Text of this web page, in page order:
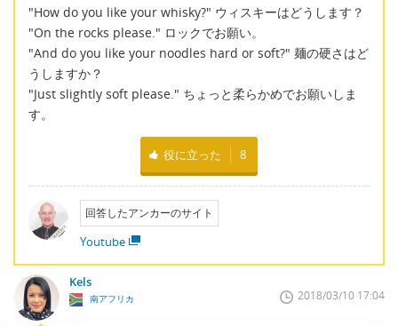
"How do you like your whisky?" ウィスキーはどうします？
"On the rocks please." ロックでお願い。
"And do you like your noodles hard or soft?" 麺の硬さはど
うしますか？
"Just slightly soft please." ちょっと柔らかめでお願いしま
す。
役に立った 8
回答したアンカーのサイト
Youtube
Kels
南アフリカ 2018/03/10 17:04